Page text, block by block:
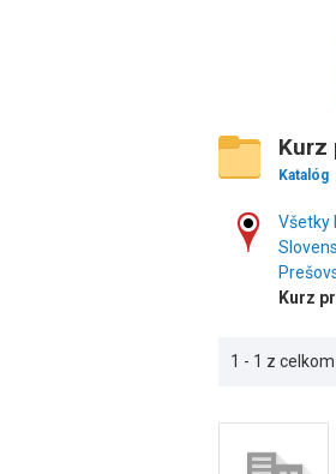
Kurz
Katalóg
Všetky
Kurz
1 - 1 z